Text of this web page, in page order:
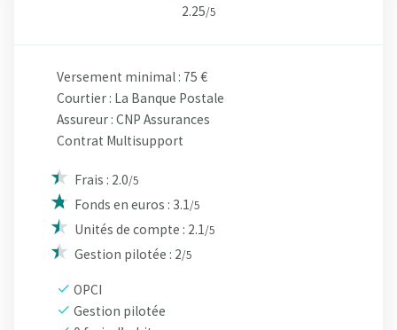
2.25/5
Versement minimal : 75 €
Courtier : La Banque Postale
Assureur : CNP Assurances
Contrat Multisupport
Frais : 2.0/5
Fonds en euros : 3.1/5
Unités de compte : 2.1/5
Gestion pilotée : 2/5
OPCI
Gestion pilotée